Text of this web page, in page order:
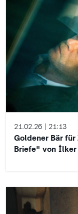
21.02.26 21:13
Goldener Bär
Briefe" von İlker